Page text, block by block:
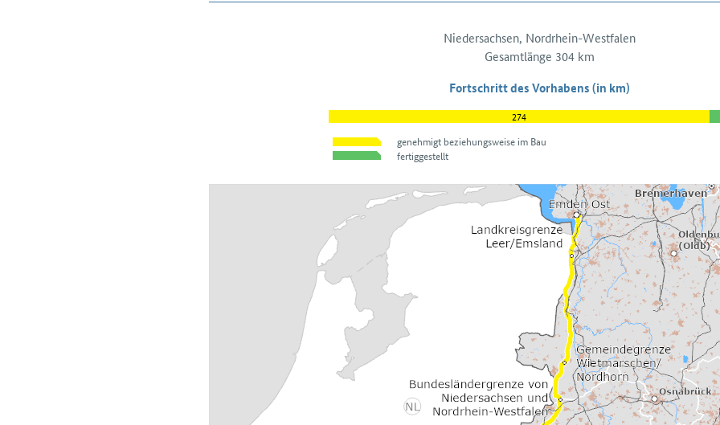
Niedersachsen, Nordrhein-Westfalen
Gesamtlänge 304 km
Fortschritt des Vorhabens (in km)
274
genehmigt beziehungsweise im Bau
fertiggestellt